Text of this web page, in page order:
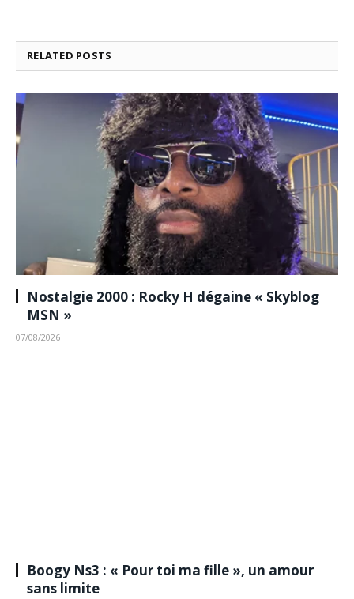
RELATED POSTS
Nostalgie 2000 : Rocky H dégaine « Skyblog
MSN »
07/08/2026
Boogy Ns3 : « Pour toi ma fille », un amour
sans limite